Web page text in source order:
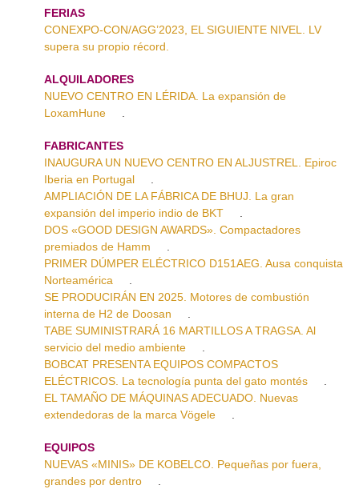
FERIAS
CONEXPO-CON/AGG’2023, EL SIGUIENTE NIVEL. LV
supera su propio récord.
ALQUILADORES
NUEVO CENTRO EN LÉRIDA. La expansión de
LoxamHune
FABRICANTES
INAUGURA UN NUEVO CENTRO EN ALJUSTREL. Epiroc
Iberia en Portugal
AMPLIACIÓN DE LA FÁBRICA DE BHUJ. La gran
expansión del imperio indio de BKT
DOS «GOOD DESIGN AWARDS». Compactadores
premiados de Hamm
PRIMER DÚMPER ELÉCTRICO D151AEG. Ausa conquista
Norteamérica
SE PRODUCIRÁN EN 2025. Motores de combustión
interna de H2 de Doosan
TABE SUMINISTRARÁ 16 MARTILLOS A TRAGSA. Al
servicio del medio ambiente
BOBCAT PRESENTA EQUIPOS COMPACTOS
ELÉCTRICOS. La tecnología punta del gato montés
EL TAMAÑO DE MÁQUINAS ADECUADO. Nuevas
extendedoras de la marca Vögele
EQUIPOS
NUEVAS «MINIS» DE KOBELCO. Pequeñas por fuera,
grandes por dentro